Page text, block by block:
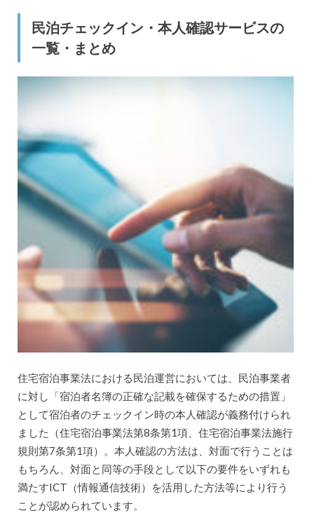
民泊チェックイン・本人確認サービスの
一覧・まとめ
住宅宿泊事業法における民泊運営においては、民泊事業者
に対し「宿泊者名簿の正確な記載を確保するための措置」
として宿泊者のチェックイン時の本人確認が義務付けられ
ました（住宅宿泊事業法第8条第1項、住宅宿泊事業法施行
規則第7条第1項）。本人確認の方法は、対面で行うことは
もちろん、対面と同等の手段として以下の要件をいずれも
満たすICT（情報通信技術）を活用した方法等により行う
ことが認められています。